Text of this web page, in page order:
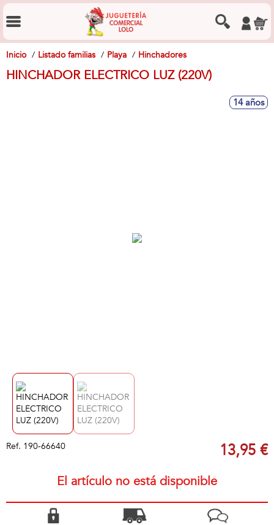
Inicio Listado familias Playa Hinchadores
HINCHADOR ELECTRICO LUZ (220V)
14 años
Ref. 190-66640 13,95 €
El artículo no está disponible